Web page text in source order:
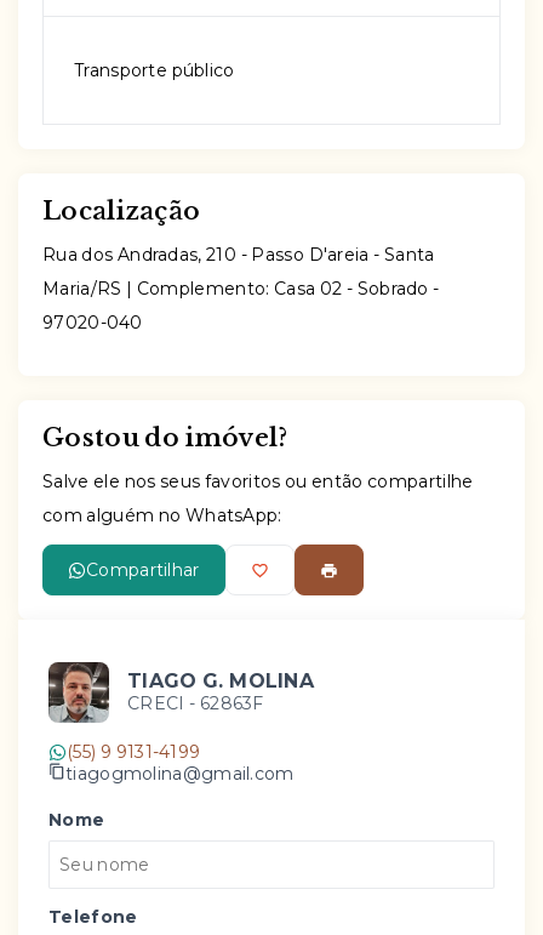
Transporte público
Localização
Rua dos Andradas, 210 - Passo D'areia - Santa
Maria/RS | Complemento: Casa 02 - Sobrado -
97020-040
Gostou do imóvel?
Salve ele nos seus favoritos ou então compartilhe
com alguém no WhatsApp:
Compartilhar
TIAGO G. MOLINA
CRECI - 62863F
(55) 9 9131-4199
tiagogmolina@gmail.com
Nome
Telefone